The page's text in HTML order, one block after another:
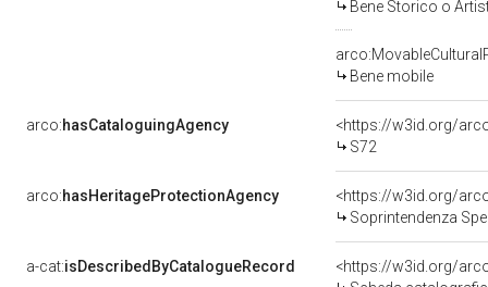
Bene Storico o
Bene mobile
arco:hasCataloguingAgency
<https://w3id.org/
S72
arco:hasHeritageProtectionAgency
<https://w3id.org/
Soprintendenza Speciale per
a-cat:isDescribedByCatalogueRecord
<https://w3id.org/